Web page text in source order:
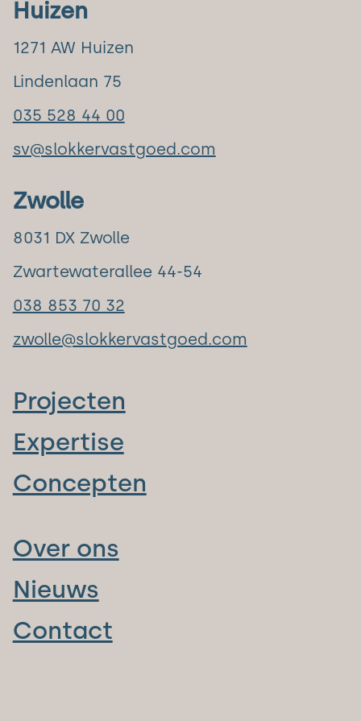
Huizen
1271 AW Huizen
Lindenlaan 75
035 528 44 00
sv@slokkervastgoed.com
Zwolle
8031 DX Zwolle
Zwartewaterallee 44-54
038 853 70 32
zwolle@slokkervastgoed.com
Projecten
Expertise
Concepten
Over ons
Nieuws
Contact